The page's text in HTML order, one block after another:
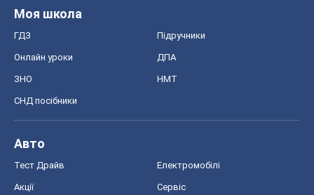
Моя школа
ГДЗ Підручники
Онлайн уроки ДПА
ЗНО НМТ
СНД посібники
Авто
Тест Драйв Електромобілі
Акції Сервіс